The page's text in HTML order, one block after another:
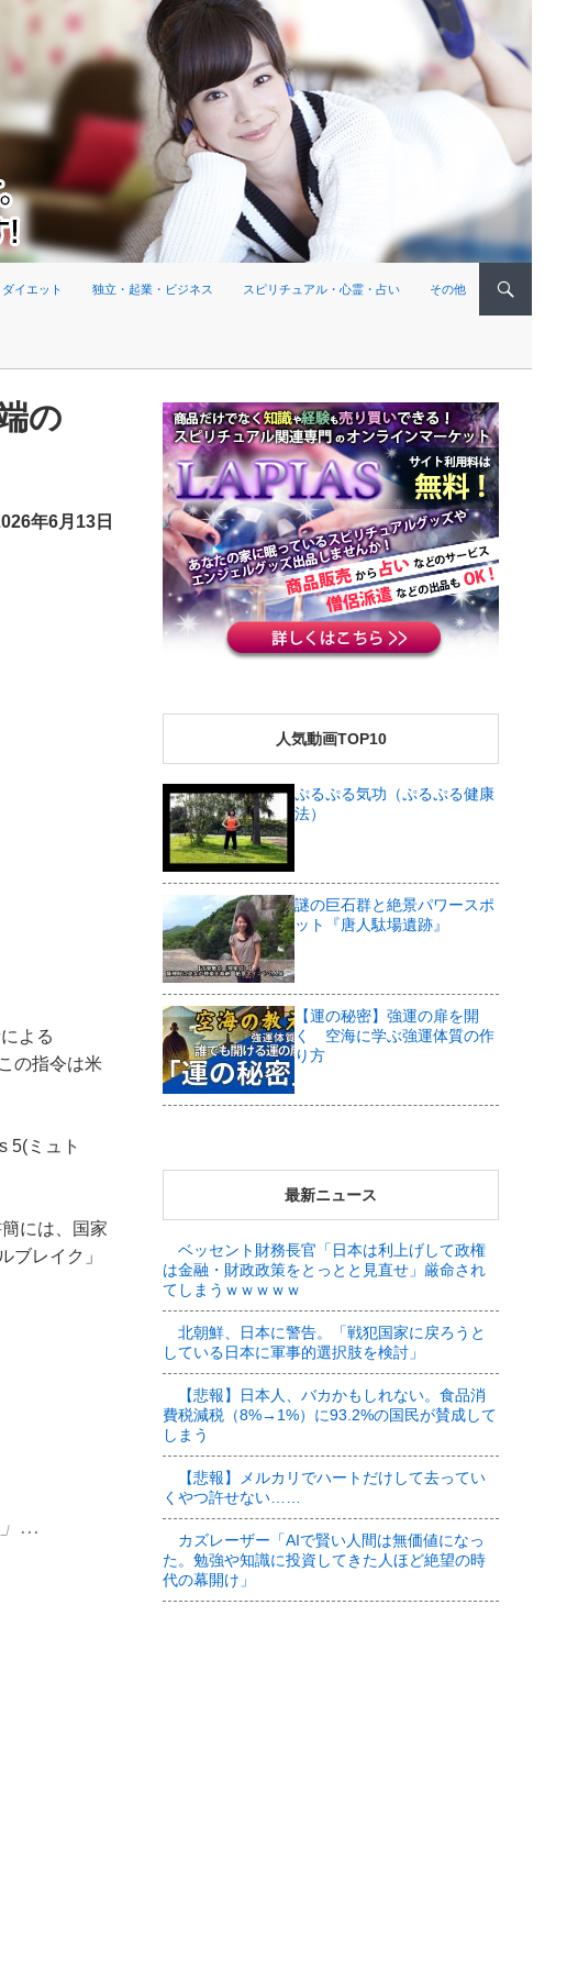
イエット 独立・起業・ビジネス スピリチュアル・心霊・占い その他
の
年6月13日
よる
の指令は米
5(ミュト
には、国家
ブレイク」
」…
人気動画TOP10
ぷるぷる気功（ぷるぷる健康
法）
謎の巨石群と絶景パワースポ
ット『唐人駄場遺跡』
【運の秘密】強運の扉を開
く 空海に学ぶ強運体質の作
り方
最新ニュース
ベッセント財務長官「日本は利上げして政権
は金融・財政政策をとっとと見直せ」厳命され
てしまうｗｗｗｗｗ
北朝鮮、日本に警告。「戦犯国家に戻ろうと
している日本に軍事的選択肢を検討」
【悲報】日本人、バカかもしれない。食品消
費税減税（8%→1%）に93.2%の国民が賛成して
しまう
【悲報】メルカリでハートだけして去ってい
くやつ許せない……
カズレーザー「AIで賢い人間は無価値になっ
た。勉強や知識に投資してきた人ほど絶望の時
代の幕開け」